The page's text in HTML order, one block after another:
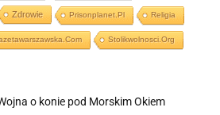
Zdrowie Prisonplanet.pl Religia
Stolikwolnosci.org
o konie pod Morskim Okiem